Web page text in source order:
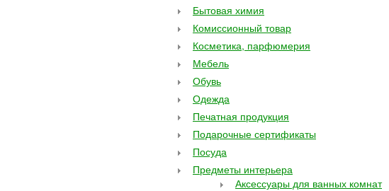
Бытовая химия
Комиссионный товар
Косметика, парфюмерия
Мебель
Обувь
Одежда
Печатная продукция
Подарочные сертификаты
Посуда
Предметы интерьера
Аксессуары для ванных комнат